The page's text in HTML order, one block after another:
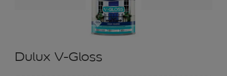
Dulux V-Gloss